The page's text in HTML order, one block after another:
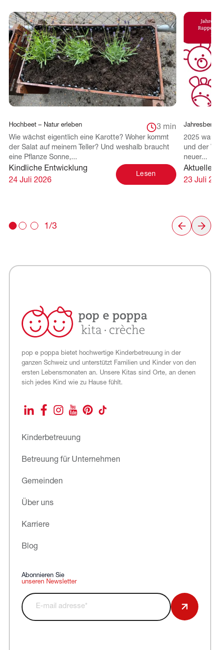
Hochbeet – Natur erleben 3 min
Wie wächst eigentlich eine Karotte? Woher kommt
der Salat auf meinem Teller? Und weshalb braucht
eine Pflanze Sonne,...
Kindliche Entwicklung
24 Juli 2026
Lesen
2025 war
und der
neuer...
Aktuelles
23 Juli
1/3
pop e poppa bietet hochwertige Kinderbetreuung in der
ganzen Schweiz und unterstützt Familien und Kinder von den
ersten Lebensmonaten an. Unsere Kitas sind Orte, an denen
sich jedes Kind wie zu Hause fühlt.
LinkedInFacebookInstagram
YouTubePinterestTikTok
Kinderbetreuung
Betreuung für Unternehmen
Gemeinden
Über uns
Karriere
Blog
Abonnieren Sie
unseren Newsletter